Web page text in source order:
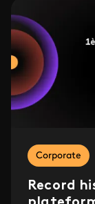
Corporate
Record